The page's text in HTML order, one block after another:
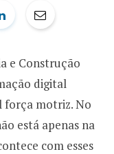
e Construção
digital
força motriz. No
está apenas na
com esses